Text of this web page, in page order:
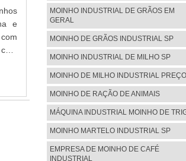
e
e
os
e
A
MOINHO INDUSTRIAL DE GRÃOS EM
GERAL
MOINHO DE GRÃOS INDUSTRIAL SP
MOINHO INDUSTRIAL DE MILHO SP
MOINHO DE MILHO INDUSTRIAL PREÇO
MOINHO DE RAÇÃO DE ANIMAIS
MÁQUINA INDUSTRIAL MOINHO DE
MOINHO MARTELO INDUSTRIAL SP
EMPRESA DE MOINHO DE CAFÉ
INDUSTRIAL